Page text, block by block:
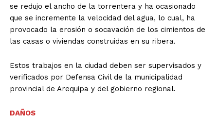
se redujo el ancho de la torrentera y ha ocasionado
que se incremente la velocidad del agua, lo cual, ha
provocado la erosión o socavación de los cimientos de
las casas o viviendas construidas en su ribera.
Estos trabajos en la ciudad deben ser supervisados y
verificados por Defensa Civil de la municipalidad
provincial de Arequipa y del gobierno regional.
DAÑOS